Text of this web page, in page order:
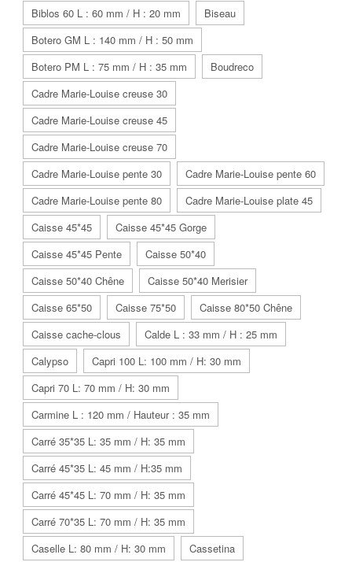
Biblos 60 L : 60 mm / H : 20 mm
Biseau
Botero GM L : 140 mm / H : 50 mm
Botero PM L : 75 mm / H : 35 mm
Boudreco
Cadre Marie-Louise creuse 30
Cadre Marie-Louise creuse 45
Cadre Marie-Louise creuse 70
Cadre Marie-Louise pente 30
Cadre Marie-Louise pente 60
Cadre Marie-Louise pente 80
Cadre Marie-Louise plate 45
Caisse 45*45
Caisse 45*45 Gorge
Caisse 45*45 Pente
Caisse 50*40
Caisse 50*40 Chêne
Caisse 50*40 Merisier
Caisse 65*50
Caisse 75*50
Caisse 80*50 Chêne
Caisse cache-clous
Calde L : 33 mm / H : 25 mm
Calypso
Capri 100 L: 100 mm / H: 30 mm
Capri 70 L: 70 mm / H: 30 mm
Carmine L : 120 mm / Hauteur : 35 mm
Carré 35*35 L: 35 mm / H: 35 mm
Carré 45*35 L: 45 mm / H:35 mm
Carré 45*45 L: 70 mm / H: 35 mm
Carré 70*35 L: 70 mm / H: 35 mm
Caselle L: 80 mm / H: 30 mm
Cassetina